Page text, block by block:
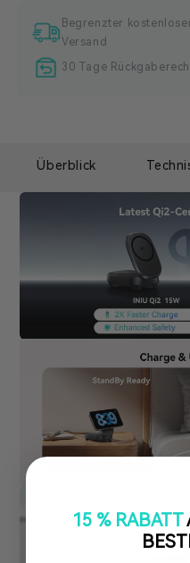
Begrenzter
Versand
30 Tage
Überblick
15 % RABATT